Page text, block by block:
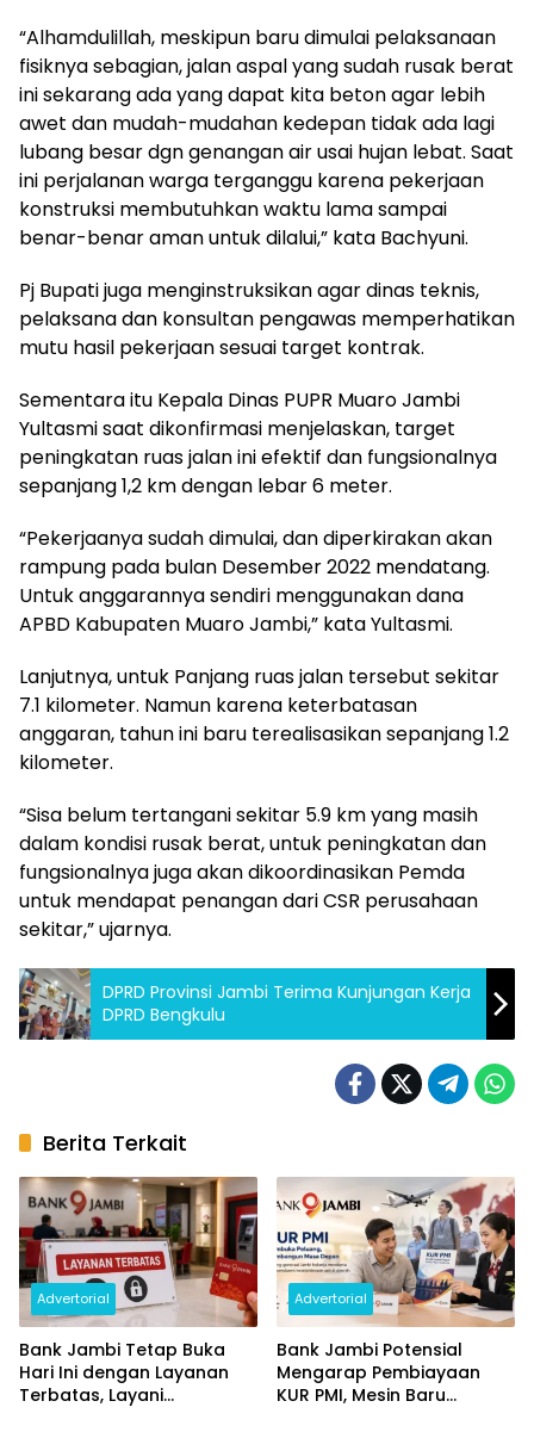
“Alhamdulillah, meskipun baru dimulai pelaksanaan
fisiknya sebagian, jalan aspal yang sudah rusak berat
ini sekarang ada yang dapat kita beton agar lebih
awet dan mudah-mudahan kedepan tidak ada lagi
lubang besar dgn genangan air usai hujan lebat. Saat
ini perjalanan warga terganggu karena pekerjaan
konstruksi membutuhkan waktu lama sampai
benar-benar aman untuk dilalui,” kata Bachyuni.
Pj Bupati juga menginstruksikan agar dinas teknis,
pelaksana dan konsultan pengawas memperhatikan
mutu hasil pekerjaan sesuai target kontrak.
Sementara itu Kepala Dinas PUPR Muaro Jambi
Yultasmi saat dikonfirmasi menjelaskan, target
peningkatan ruas jalan ini efektif dan fungsionalnya
sepanjang 1,2 km dengan lebar 6 meter.
“Pekerjaanya sudah dimulai, dan diperkirakan akan
rampung pada bulan Desember 2022 mendatang.
Untuk anggarannya sendiri menggunakan dana
APBD Kabupaten Muaro Jambi,” kata Yultasmi.
Lanjutnya, untuk Panjang ruas jalan tersebut sekitar
7.1 kilometer. Namun karena keterbatasan
anggaran, tahun ini baru terealisasikan sepanjang 1.2
kilometer.
“Sisa belum tertangani sekitar 5.9 km yang masih
dalam kondisi rusak berat, untuk peningkatan dan
fungsionalnya juga akan dikoordinasikan Pemda
untuk mendapat penangan dari CSR perusahaan
sekitar,” ujarnya.
DPRD Provinsi Jambi Terima Kunjungan Kerja
DPRD Bengkulu
Berita Terkait
Advertorial
Bank Jambi Tetap Buka
Hari Ini dengan Layanan
Terbatas, Layani
Advertorial
Bank Jambi Potensial
Mengarap Pembiayaan
KUR PMI, Mesin Baru